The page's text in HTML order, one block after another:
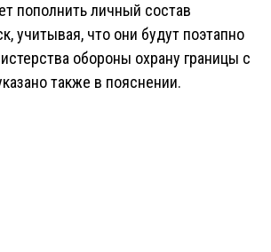
пополнить личный состав
учитывая, что они будут поэтапно
обороны охрану границы с
также в пояснении.